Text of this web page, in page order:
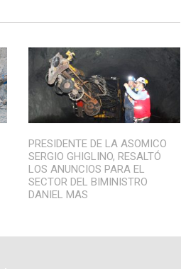
PRESIDENTE DE LA ASOMICO
SERGIO GHIGLINO, RESALTÓ
LOS ANUNCIOS PARA EL
SECTOR DEL BIMINISTRO
DANIEL MAS